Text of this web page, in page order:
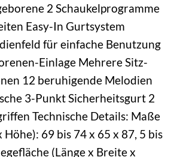
2 Schaukelprogramme
Easy-In Gurtsystem
für einfache Benutzung
Einlage Mehrere Sitz-
12 beruhigende Melodien
3-Punkt Sicherheitsgurt 2
Technische Details: Maße
Höhe): 69 bis 74 x 65 x 87, 5 bis
(Länge x Breite x